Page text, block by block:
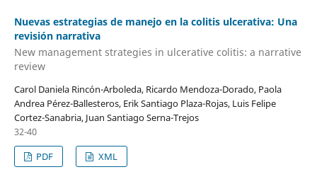
Nuevas estrategias de manejo en la colitis ulcerativa: Una
revisión narrativa
New management strategies in ulcerative colitis: a narrative
review
Carol Daniela Rincón-Arboleda, Ricardo Mendoza-Dorado, Paola
Andrea Pérez-Ballesteros, Erik Santiago Plaza-Rojas, Luis Felipe
Cortez-Sanabria, Juan Santiago Serna-Trejos
32-40
PDF
XML